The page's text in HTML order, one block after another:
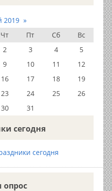
2019 »
Чт Пт Сб
Вс
2 3 4
5
9 10 11
12
16 17 18
19
23 24 25
26
30 31
сегодня